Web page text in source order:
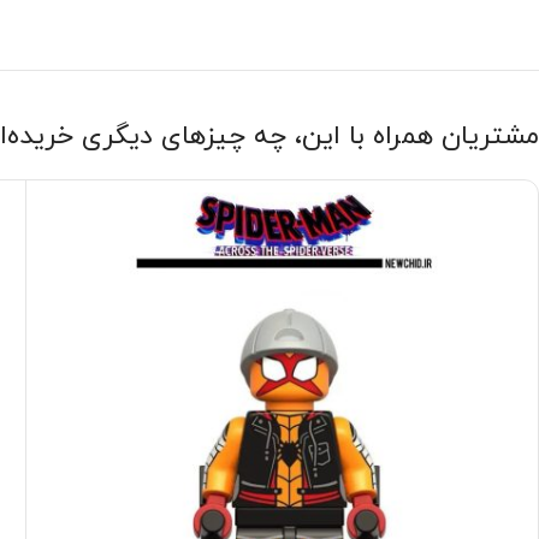
مشتریان همراه با این، چه چیزهای دیگری